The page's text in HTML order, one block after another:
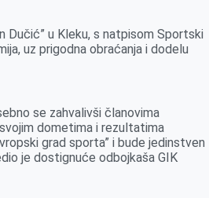
Dučić” u Kleku, s natpisom Sportski
uz prigodna obraćanja i dodelu
se zahvalivši članovima
dometima i rezultatima
grad sporta” i bude jedinstven
je dostignuće odbojkaša GIK